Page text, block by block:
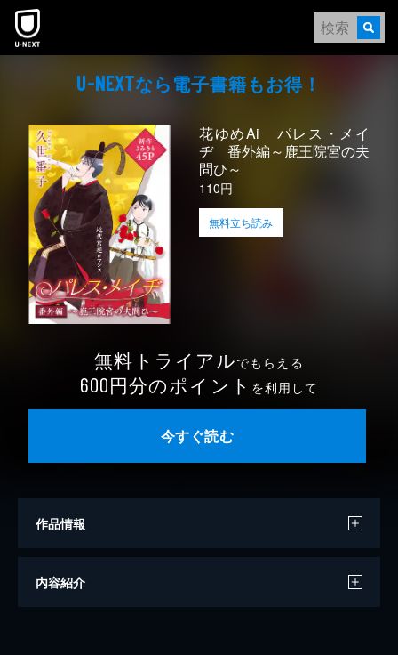
本文へスキップ
U-NEXTなら電⼦書籍もお得！
花ゆめAi パレス・メイ
ヂ 番外編～鹿王院宮の夫
問ひ～
110円
無料立ち読み
無料トライアルでもらえる
600円分のポイント を利用して
今すぐ読む
作品情報
著者
内容紹介